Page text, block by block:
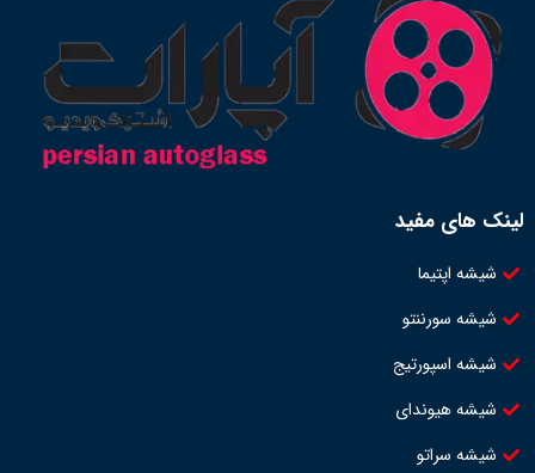
لینک های مفید
شیشه اپتیما
شیشه سورننتو
شیشه اسپورتیج
شیشه هیوندای
شیشه سراتو